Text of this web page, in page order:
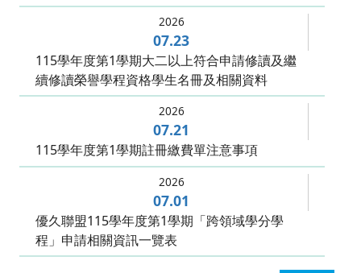
2026
07.23
115學年度第1學期大二以上符合申請修讀及繼
續修讀榮譽學程資格學生名冊及相關資料
2026
07.21
115學年度第1學期註冊繳費單注意事項
2026
07.01
優久聯盟115學年度第1學期「跨領域學分學
程」申請相關資訊一覽表